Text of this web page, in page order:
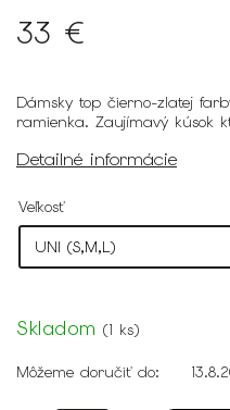
33 €
Dámsky top čierno-zlatej
ramienka. Zaujímavý kúsok
Detailné informácie
Veľkosť
Skladom (1 ks)
Môžeme doručiť do: